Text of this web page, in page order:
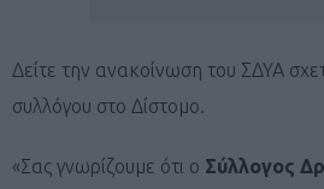
Δείτε την ανακοίνωση του ΣΔΥΑ
συλλόγου στο Δίστομο.
«Σας γνωρίζουμε ότι ο Σύλλογος